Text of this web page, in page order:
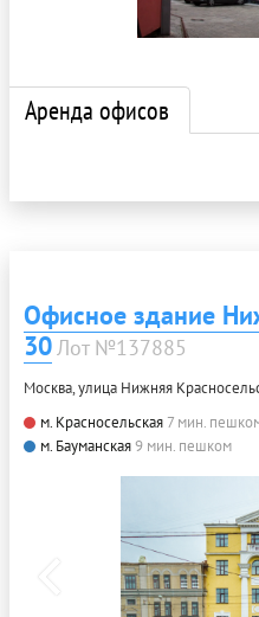
Аренда офисов
Офисное здание
30Лот №137885
Москва, улица Нижняя
м. Красносельская 7 мин.
м. Бауманская9 мин. пешком